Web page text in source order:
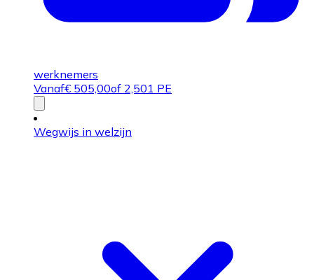
werknemers
Vanaf€ 505,00of 2,501 PE
Wegwijs in welzijn